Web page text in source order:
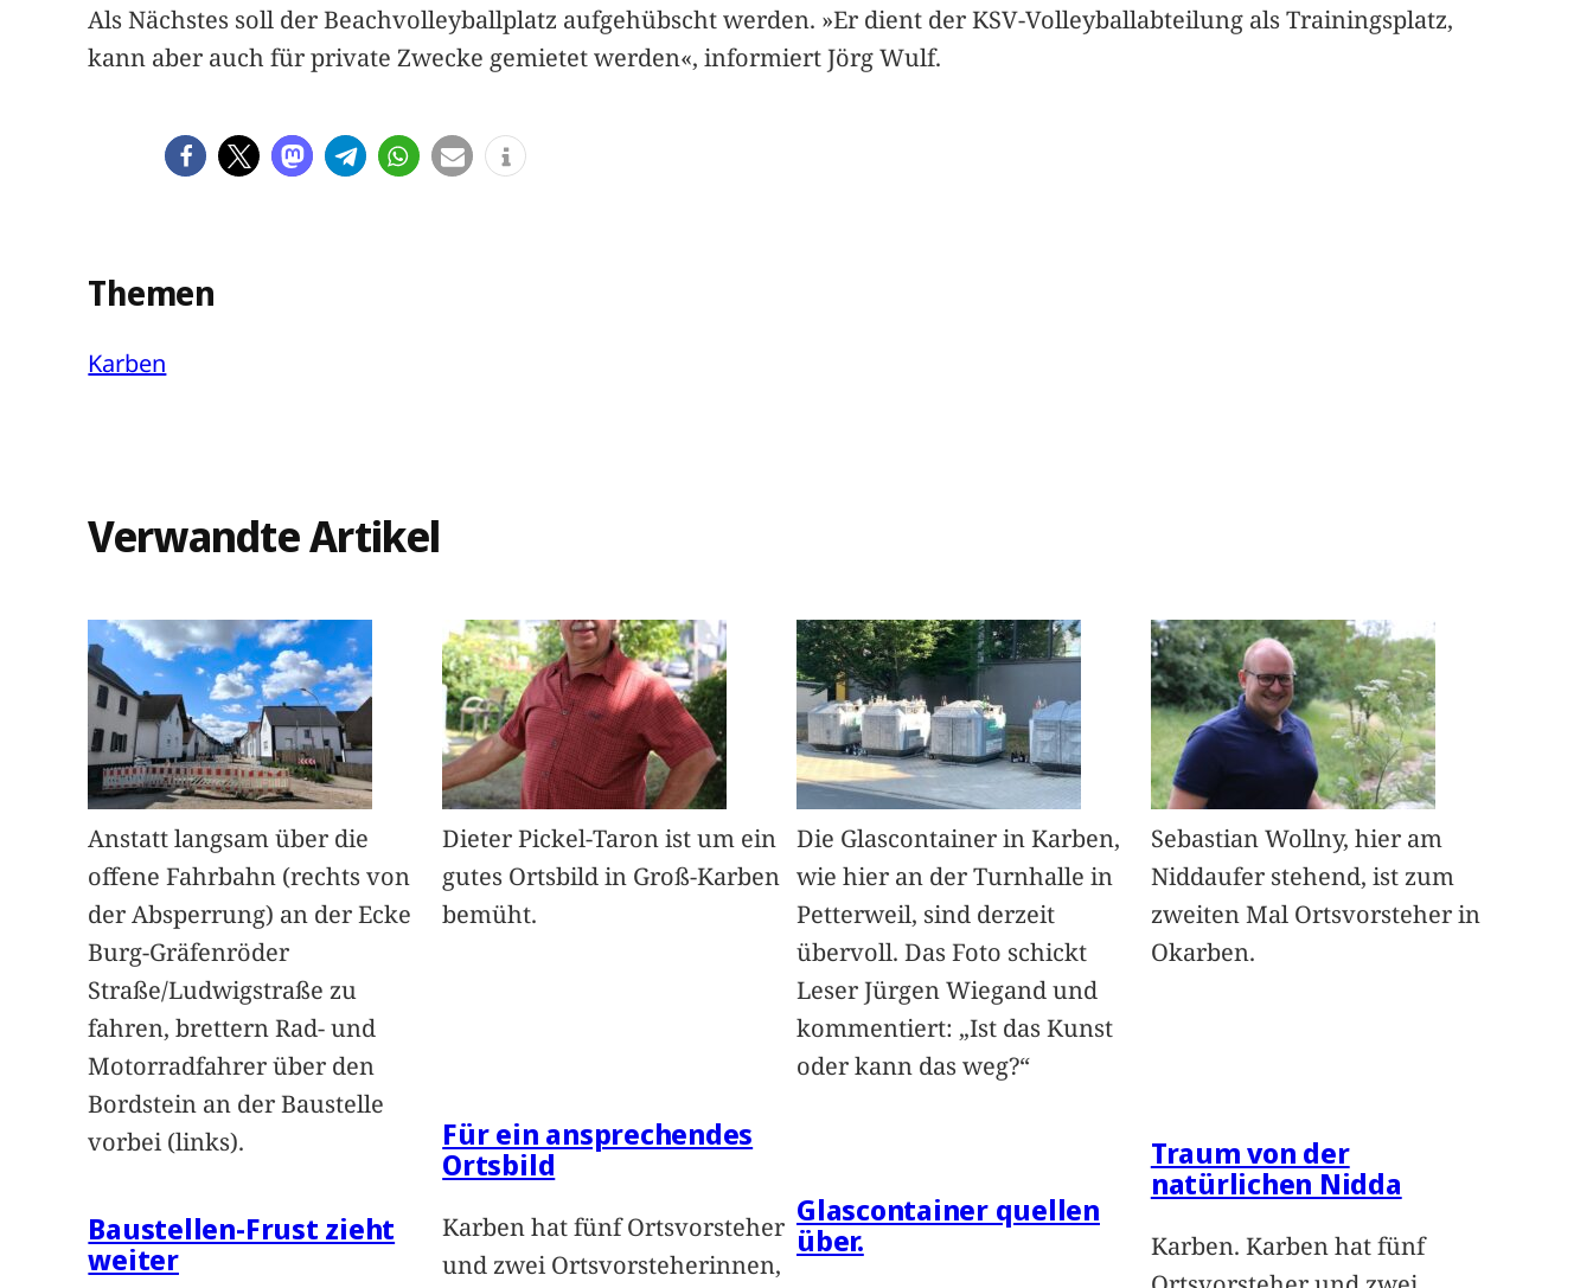
Als Nächstes soll der Beachvolleyballplatz aufgehübscht werden. »Er dient der KSV-Volleyballabteilung als Trainingsplatz,
kann aber auch für private Zwecke gemietet werden«, informiert Jörg Wulf.
Themen
Karben
Verwandte Artikel
Anstatt langsam über die
offene Fahrbahn (rechts von
der Absperrung) an der Ecke
Burg-Gräfenröder
Straße/Ludwigstraße zu
fahren, brettern Rad- und
Motorradfahrer über den
Bordstein an der Baustelle
vorbei (links).
Baustellen-Frust zieht
weiter
Dieter Pickel-Taron ist um ein
gutes Ortsbild in Groß-Karben
bemüht.
Für ein ansprechendes
Ortsbild
Karben hat fünf Ortsvorsteher
und zwei Ortsvorsteherinnen,
Die Glascontainer in Karben,
wie hier an der Turnhalle in
Petterweil, sind derzeit
übervoll. Das Foto schickt
Leser Jürgen Wiegand und
kommentiert: „Ist das Kunst
oder kann das weg?“
Glascontainer quellen
über.
Sebastian Wollny, hier am
Niddaufer stehend, ist zum
zweiten Mal Ortsvorsteher in
Okarben.
Traum von der
natürlichen Nidda
Karben. Karben hat fünf